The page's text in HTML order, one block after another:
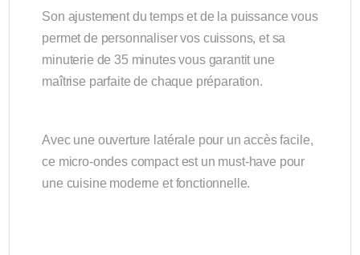
Son ajustement du temps et de la puissance vous
permet de personnaliser vos cuissons, et sa
minuterie de 35 minutes vous garantit une
maîtrise parfaite de chaque préparation.
Avec une ouverture latérale pour un accès facile,
ce micro-ondes compact est un must-have pour
une cuisine moderne et fonctionnelle.